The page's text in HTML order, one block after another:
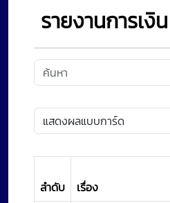
รายงานการเงิ
ลำดับ เรื่อง